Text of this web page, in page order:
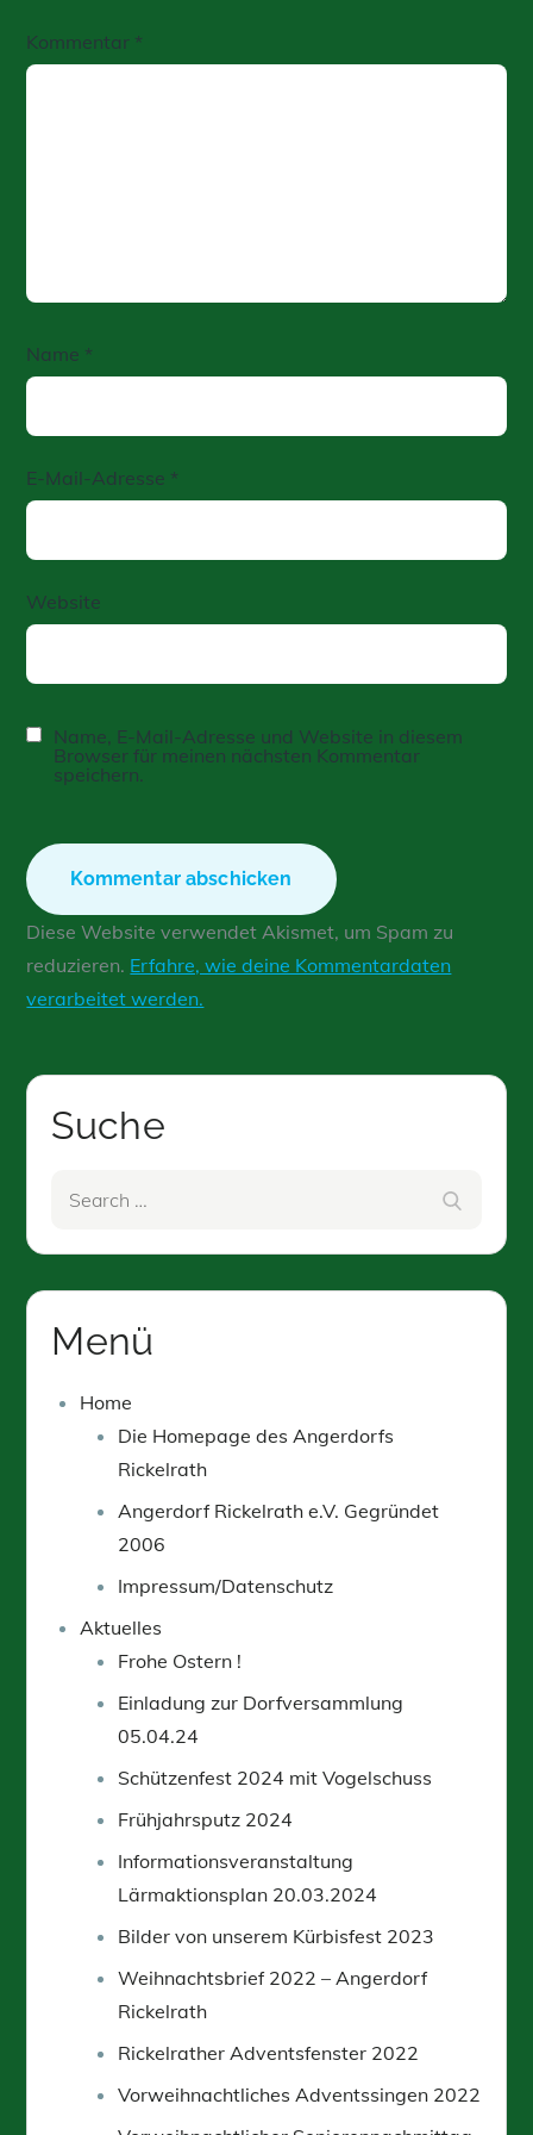
Kommentar *
Name *
E-Mail-Adresse *
Website
Name, E-Mail-Adresse und Website in diesem
Browser für meinen nächsten Kommentar
speichern.
Diese Website verwendet Akismet, um Spam zu
reduzieren. Erfahre, wie deine Kommentardaten
verarbeitet werden.
Suche
Menü
Home
Die Homepage des Angerdorfs
Rickelrath
Angerdorf Rickelrath e.V. Gegründet
2006
Impressum/Datenschutz
Aktuelles
Frohe Ostern !
Einladung zur Dorfversammlung
05.04.24
Schützenfest 2024 mit Vogelschuss
Frühjahrsputz 2024
Informationsveranstaltung
Lärmaktionsplan 20.03.2024
Bilder von unserem Kürbisfest 2023
Weihnachtsbrief 2022 – Angerdorf
Rickelrath
Rickelrather Adventsfenster 2022
Vorweihnachtliches Adventssingen 2022